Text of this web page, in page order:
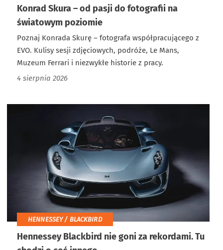
Konrad Skura – od pasji do fotografii na
światowym poziomie
Poznaj Konrada Skurę – fotografa współpracującego z
EVO. Kulisy sesji zdjęciowych, podróże, Le Mans,
Muzeum Ferrari i niezwykłe historie z pracy.
4 sierpnia 2026
HENNESSEY / BLACKBIRD
Hennessey Blackbird nie goni za rekordami. Tu